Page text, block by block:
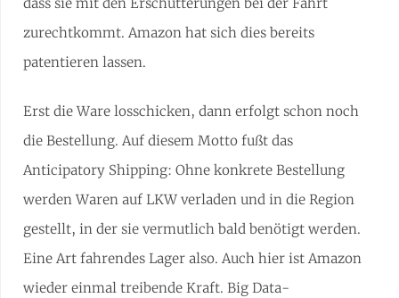
zurechtkommt. Amazon hat sich dies bereits
patentieren lassen.
Erst die Ware losschicken, dann erfolgt schon noch
die Bestellung. Auf diesem Motto fußt das
Anticipatory Shipping: Ohne konkrete Bestellung
werden Waren auf LKW verladen und in die Region
gestellt, in der sie vermutlich bald benötigt werden.
Eine Art fahrendes Lager also. Auch hier ist Amazon
wieder einmal treibende Kraft. Big Data-